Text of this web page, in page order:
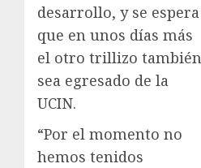
desarrollo, y se espera
que en unos días más
el otro trillizo también
sea egresado de la
UCIN.
“Por el momento no
hemos tenidos